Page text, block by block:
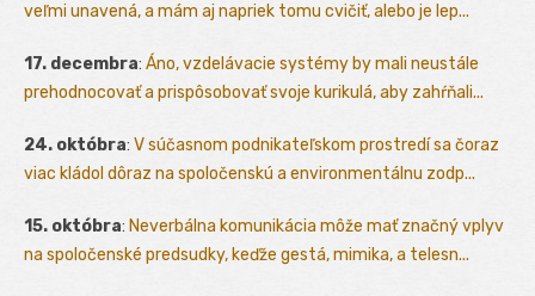
veľmi unavená, a mám aj napriek tomu cvičiť, alebo je lep...
17. decembra: Áno, vzdelávacie systémy by mali neustále
prehodnocovať a prispôsobovať svoje kurikulá, aby zahŕňali...
24. októbra: V súčasnom podnikateľskom prostredí sa čoraz
viac kládol dôraz na spoločenskú a environmentálnu zodp...
15. októbra: Neverbálna komunikácia môže mať značný vplyv
na spoločenské predsudky, keďže gestá, mimika, a telesn...